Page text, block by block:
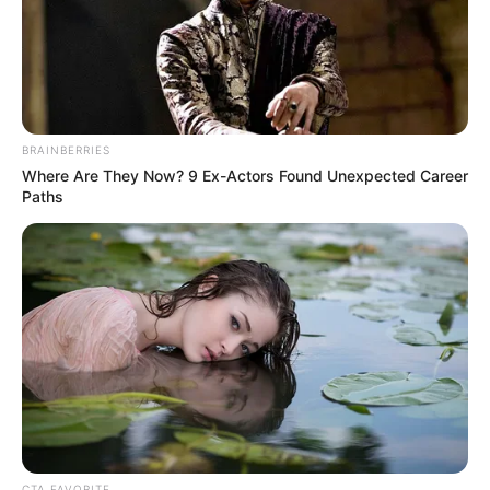
lalu diambil, selain itu cukup untuk berbagai ukuran
BRAINBERRIES
Where Are They Now? 9 Ex-Actors Found Unexpected Career
Paths